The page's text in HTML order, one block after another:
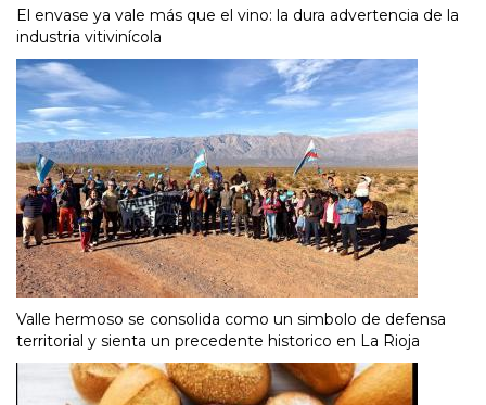
El envase ya vale más que el vino: la dura advertencia de la
industria vitivinícola
Valle hermoso se consolida como un simbolo de defensa
territorial y sienta un precedente historico en La Rioja